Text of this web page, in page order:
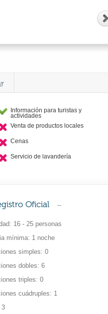
Información para turistas y
actividades
Venta de productos locales
Cenas
Servicio de lavandería
Oficial --
16 - 25 personas
mínima 1 noche
simples
0
dobles
6
triples
0
cuádruples
1
3